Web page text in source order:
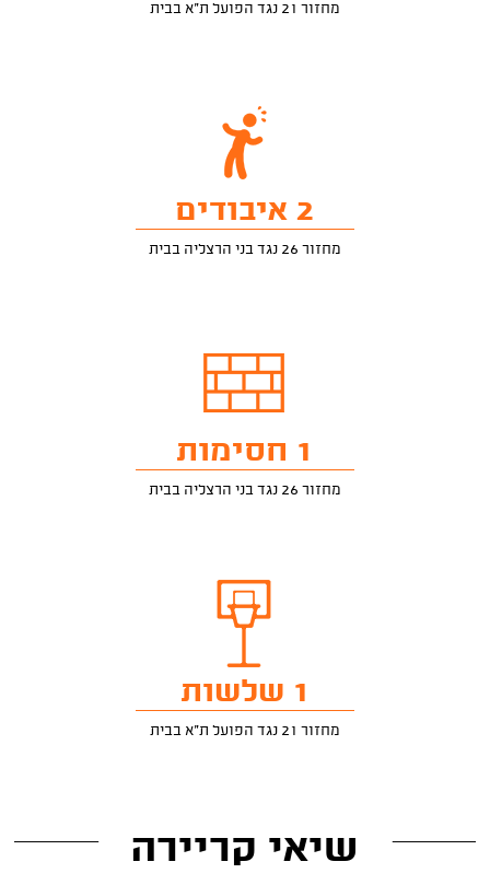
מחזור 21 נגד הפועל ת"א בבית
2 איבודים
מחזור 26 נגד בני הרצליה בבית
1 חסימות
מחזור 26 נגד בני הרצליה בבית
1 שלשות
מחזור 21 נגד הפועל ת"א בבית
שיאי קריירה